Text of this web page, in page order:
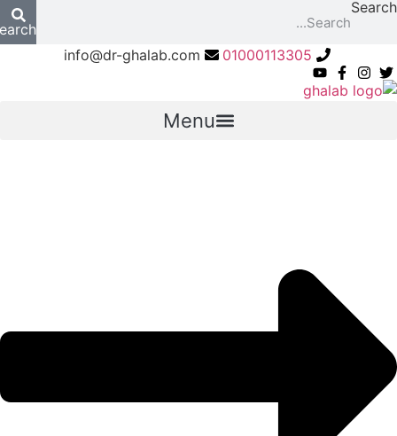
Skip
Search
01000113305
info@dr-ghalab.com
Menu